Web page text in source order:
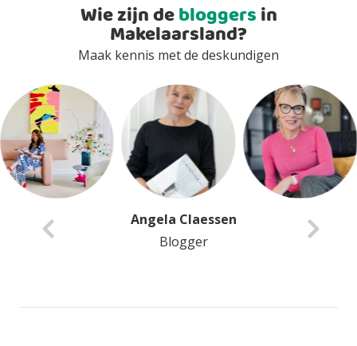
Wie zijn debloggersin
Makelaarsland?
Maak kennis met de deskundigen
Anita Van Delft
Blogger